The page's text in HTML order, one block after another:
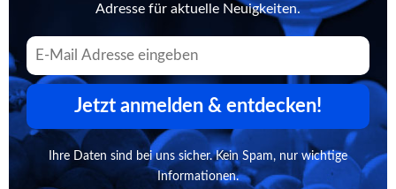
Adresse für aktuelle Neuigkeiten.
Jetzt anmelden & entdecken!
Ihre Daten sind bei uns sicher. Kein Spam, nur wichtige
Informationen.